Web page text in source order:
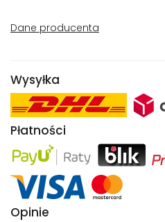
Dane producenta
Wysyłka
Płatności
Opinie